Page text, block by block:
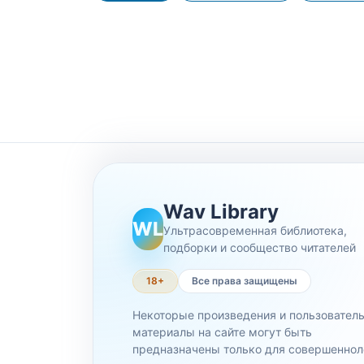
WL
Wav Library
Ультрасовременная библиотека,
подборки и сообщество читателей
18+ Все права защищены
Некоторые произведения и
материалы на сайте могут быть
предназначены только для